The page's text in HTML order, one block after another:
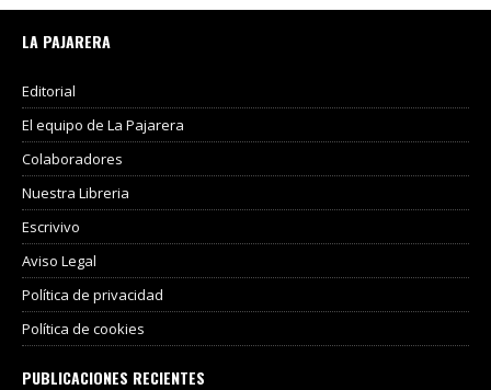
LA PAJARERA
Editorial
El equipo de La Pajarera
Colaboradores
Nuestra Libreria
Escrivivo
Aviso Legal
Política de privacidad
Política de cookies
PUBLICACIONES RECIENTES